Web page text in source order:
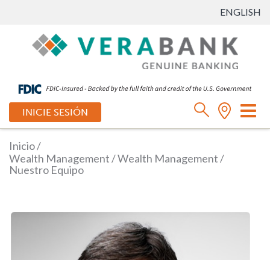
ENGLISH
INICIE SESIÓN
Inicio/
Wealth Management/Wealth Management/
Nuestro Equipo